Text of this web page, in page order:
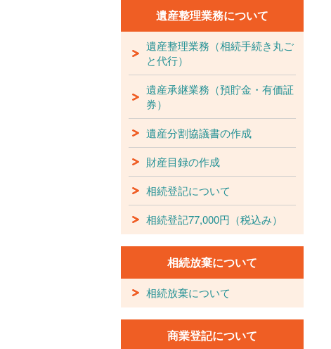
遺産整理業務について
遺産整理業務（相続手続き丸ご
と代行）
遺産承継業務（預貯金・有価証
券）
遺産分割協議書の作成
財産目録の作成
相続登記について
相続登記77,000円（税込み）
相続放棄について
相続放棄について
商業登記について